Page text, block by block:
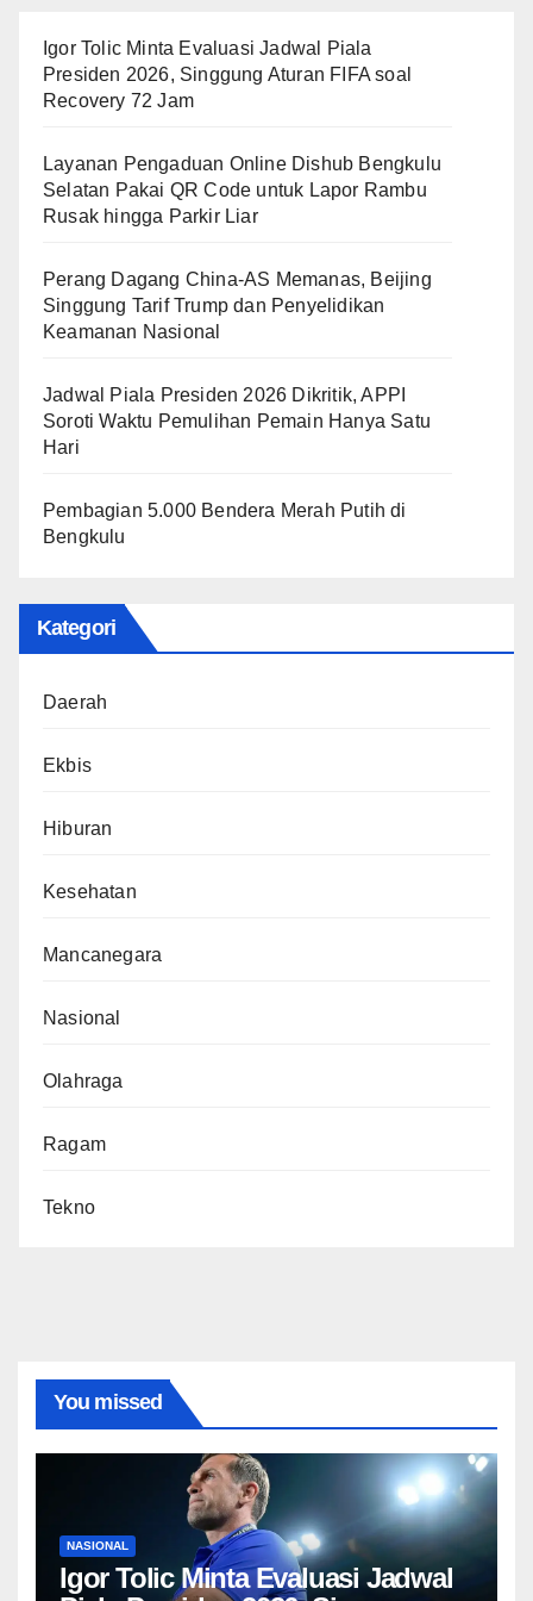
Igor Tolic Minta Evaluasi Jadwal Piala
Presiden 2026, Singgung Aturan FIFA soal
Recovery 72 Jam
Layanan Pengaduan Online Dishub Bengkulu
Selatan Pakai QR Code untuk Lapor Rambu
Rusak hingga Parkir Liar
Perang Dagang China-AS Memanas, Beijing
Singgung Tarif Trump dan Penyelidikan
Keamanan Nasional
Jadwal Piala Presiden 2026 Dikritik, APPI
Soroti Waktu Pemulihan Pemain Hanya Satu
Hari
Pembagian 5.000 Bendera Merah Putih di
Bengkulu
Kategori
Daerah
Ekbis
Hiburan
Kesehatan
Mancanegara
Nasional
Olahraga
Ragam
Tekno
You missed
NASIONAL
Igor Tolic Minta Evaluasi Jadwal